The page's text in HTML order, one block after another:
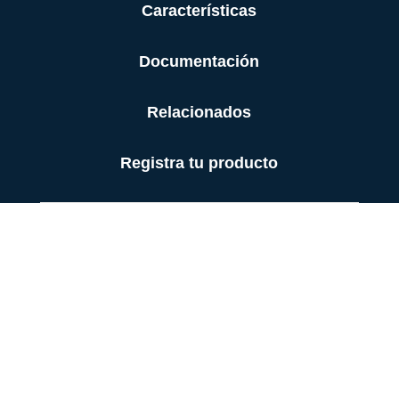
Características
Documentación
Relacionados
Registra tu producto